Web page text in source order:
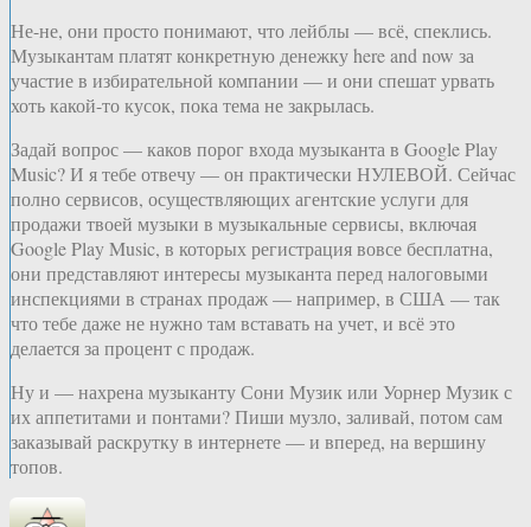
Не-не, они просто понимают, что лейблы — всё, спеклись.
Музыкантам платят конкретную денежку here and now за
участие в избирательной компании — и они спешат урвать
хоть какой-то кусок, пока тема не закрылась.
Задай вопрос — каков порог входа музыканта в Google Play
Music? И я тебе отвечу — он практически НУЛЕВОЙ. Сейчас
полно сервисов, осуществляющих агентские услуги для
продажи твоей музыки в музыкальные сервисы, включая
Google Play Music, в которых регистрация вовсе бесплатна,
они представляют интересы музыканта перед налоговыми
инспекциями в странах продаж — например, в США — так
что тебе даже не нужно там вставать на учет, и всё это
делается за процент с продаж.
Ну и — нахрена музыканту Сони Музик или Уорнер Музик с
их аппетитами и понтами? Пиши музло, заливай, потом сам
заказывай раскрутку в интернете — и вперед, на вершину
топов.